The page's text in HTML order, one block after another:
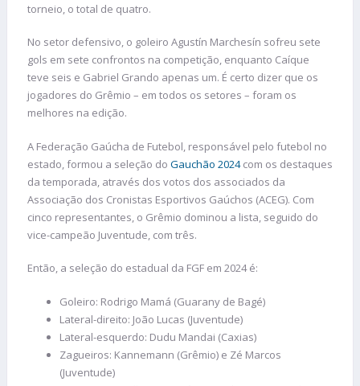
torneio, o total de quatro.
No setor defensivo, o goleiro Agustín Marchesín sofreu sete
gols em sete confrontos na competição, enquanto Caíque
teve seis e Gabriel Grando apenas um. É certo dizer que os
jogadores do Grêmio – em todos os setores – foram os
melhores na edição.
A Federação Gaúcha de Futebol, responsável pelo futebol no
estado, formou a seleção do Gauchão 2024com os destaques
da temporada, através dos votos dos associados da
Associação dos Cronistas Esportivos Gaúchos (ACEG). Com
cinco representantes, o Grêmio dominou a lista, seguido do
vice-campeão Juventude, com três.
Então, a seleção do estadual da FGF em 2024 é:
Goleiro: Rodrigo Mamá (Guarany de Bagé)
Lateral-direito: João Lucas (Juventude)
Lateral-esquerdo: Dudu Mandai (Caxias)
Zagueiros: Kannemann (Grêmio) e Zé Marcos
(Juventude)